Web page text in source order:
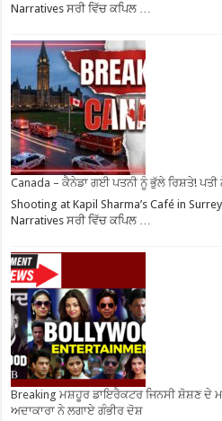
Narratives ਸਰੀ ਵਿੱਚ ਕਪਿਲ …
Canada – ਕੈਨੇਡਾ ਗਈ ਪਤਨੀ ਨੂੰ ਭੁੱਲੇ ਰਿਸ਼ਤੇ!
Shooting at Kapil Sharma’s Café in
Narratives ਸਰੀ ਵਿੱਚ ਕਪਿਲ …
Breaking ਮਸ਼ਹੂਰ ਡਾਇਰੈਕਟਰ ਜਿਨਸੀ ਸ਼ੋਸ਼ਣ ਦੇ
ਅਦਾਕਾਰਾ ਨੇ ਲਗਾਏ ਗੰਭੀਰ ਦੋਸ਼